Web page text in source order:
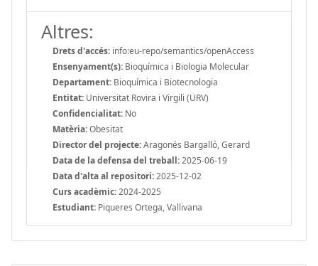
Altres:
Drets d'accés: info:eu-repo/semantics/openAccess
Ensenyament(s): Bioquímica i Biologia Molecular
Departament: Bioquímica i Biotecnologia
Entitat: Universitat Rovira i Virgili (URV)
Confidencialitat: No
Matèria:Obesitat
Director del projecte:Aragonés Bargalló, Gerard
Data de la defensa del treball:2025-06-19
Data d'alta al repositori:2025-12-02
Curs acadèmic:2024-2025
Estudiant: Piqueres Ortega, Vallivana